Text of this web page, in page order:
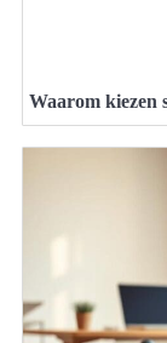
Waarom kiezen